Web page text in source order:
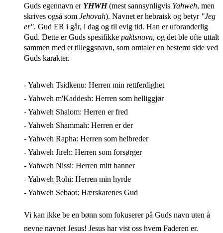
Guds egennavn er YHWH(mest sannsynligvis Yahweh, men
skrives også som Jehovah). Navnet er hebraisk og betyr "Jeg
er". Gud ER i går, i dag og til evig tid. Han er uforanderlig
Gud. Dette er Guds spesifikke paktsnavn, og det ble ofte uttalt
sammen med et tilleggsnavn, som omtaler en bestemt side ved
Guds karakter.
- Yahweh Tsidkenu: Herren min rettferdighet
- Yahweh m'Kaddesh: Herren som helliggjør
- Yahweh Shalom: Herren er fred
- Yahweh Shammah: Herren er der
- Yahweh Rapha: Herren som helbreder
- Yahweh Jireh: Herren som forsørger
- Yahweh Nissi: Herren mitt banner
- Yahweh Rohi: Herren min hyrde
- Yahweh Sebaot: Hærskarenes Gud
Vi kan ikke be en bønn som fokuserer på Guds navn uten å
nevne navnet Jesus! Jesus har vist oss hvem Faderen er.